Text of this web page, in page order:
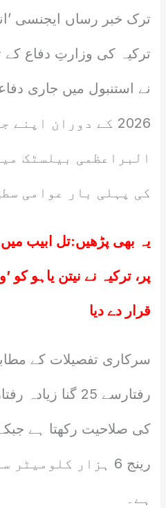
ترک خبر رساں ایجنسی
ترکیہ کی وزارتِ دفاع کے
2026 کے دوران
البراعظمی بیلسٹک
کی پہلی بار عوامی
یہ بھی پڑھیں:تل ابیب
پر، ترکیہ نے نیتن یاہو کو
قرار دے دیا
سرکاری تفصیلات کے
رفتارسے 25 گنا
کی صلاحیت رکھتا ہے
رینج 6 ہزار
ہے۔